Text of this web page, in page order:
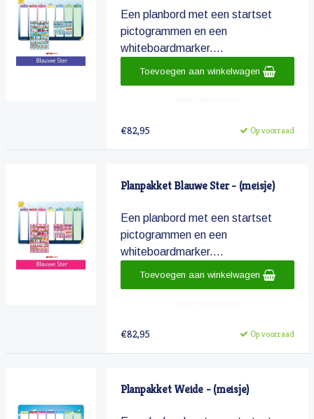
Een planbord met een startset
pictogrammen en een
whiteboardmarker....
€82,95 Op voorraad
Toevoegen aan winkelwagen
Planpakket Blauwe Ster - (meisje)
Een planbord met een startset
pictogrammen en een
whiteboardmarker....
€82,95 Op voorraad
Toevoegen aan winkelwagen
Planpakket Weide - (meisje)